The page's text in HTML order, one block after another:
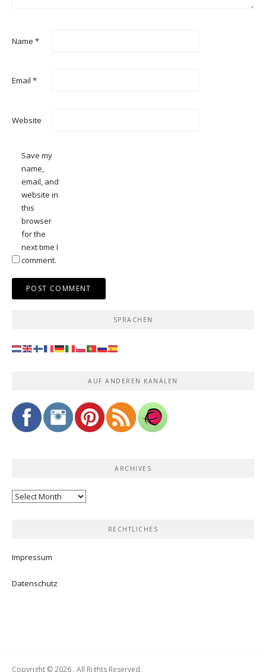
Name *
Email *
Website
Save my
name,
email, and
website in
this
browser
for the
next time I
comment.
SPRACHEN
AUF ANDEREN KANÄLEN
ARCHIVES
Archives
RECHTLICHES
Impressum
Datenschutz
Copyright © 2026 . All Rights Reserved.